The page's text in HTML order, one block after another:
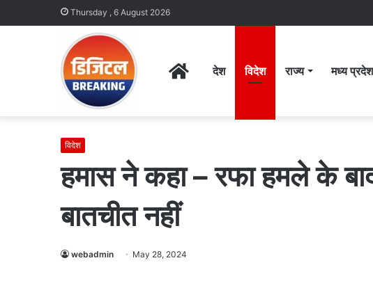
Thursday , 6 August 2026
Homeदेश विदेश राज्य मध्य प्रदेश
विदेश
हमास ने कहा – रफा हमले के
बातचीत नहीं
webadmin May 28, 2024